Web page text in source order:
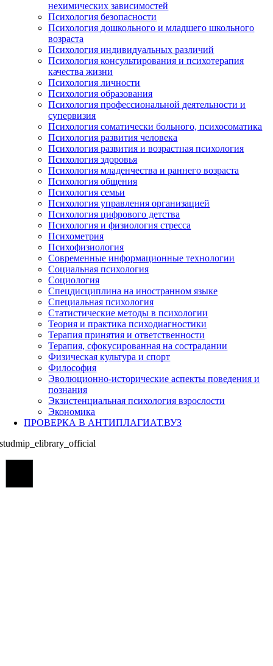
нехимических зависимостей
Психология безопасности
Психология дошкольного и младшего школьного
возраста
Психология индивидуальных различий
Психология консультирования и психотерапия
качества жизни
Психология личности
Психология образования
Психология профессиональной деятельности и
супервизия
Психология соматически больного, психосоматика
Психология развития человека
Психология развития и возрастная психология
Психология здоровья
Психология младенчества и раннего возраста
Психология общения
Психология семьи
Психология управления организацией
Психология цифрового детства
Психология и физиология стресса
Психометрия
Психофизиология
Современные информационные технологии
Социальная психология
Социология
Спецдисциплина на иностранном языке
Специальная психология
Статистические методы в психологии
Теория и практика психодиагностики
Терапия принятия и ответственности
Терапия, сфокусированная на сострадании
Физическая культура и спорт
Философия
Эволюционно-исторические аспекты поведения и
познания
Экзистенциальная психология взрослости
Экономика
ПРОВЕРКА В АНТИПЛАГИАТ.ВУЗ
studmip_elibrary_official
Go
Top